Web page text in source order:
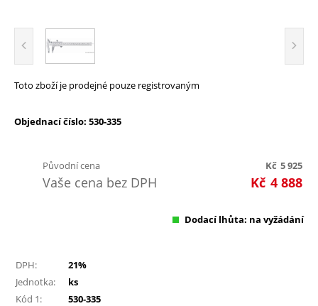
Toto zboží je prodejné pouze registrovaným
Objednací číslo: 530-335
Původní cena 5 925
Kč
Vaše cena bez DPH 4 888
Kč
Dodací lhůta: na vyžádání
DPH:
21%
Jednotka:
ks
Kód 1:
530-335